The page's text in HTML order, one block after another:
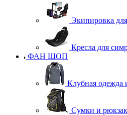
Экипировка
Кресла для
ФАН ШОП
Клубная одежда
Сумки и